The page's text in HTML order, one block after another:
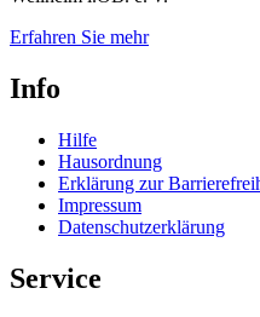
Erfahren Sie mehr
Info
Hilfe
Hausordnung
Erklärung zur
Impressum
Datenschutzerklärung
Service